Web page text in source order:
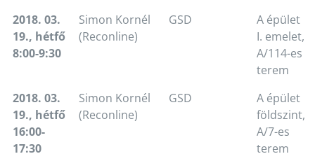
2018. 03.
19., hétfő
8:00-9:30
Simon Kornél
(Reconline)
GSD
A épület
I. emelet,
A/114-es
terem
2018. 03.
19., hétfő
16:00-
17:30
Simon Kornél
(Reconline)
GSD
A épület
földszint,
A/7-es
terem